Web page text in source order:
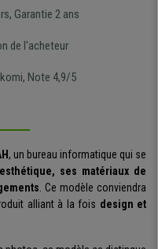
Garantie 2 ans
de l'acheteur
Note 4,9/5
, un bureau informatique qui se
ses matériaux de
. Ce modèle conviendra
alliant à la fois design et